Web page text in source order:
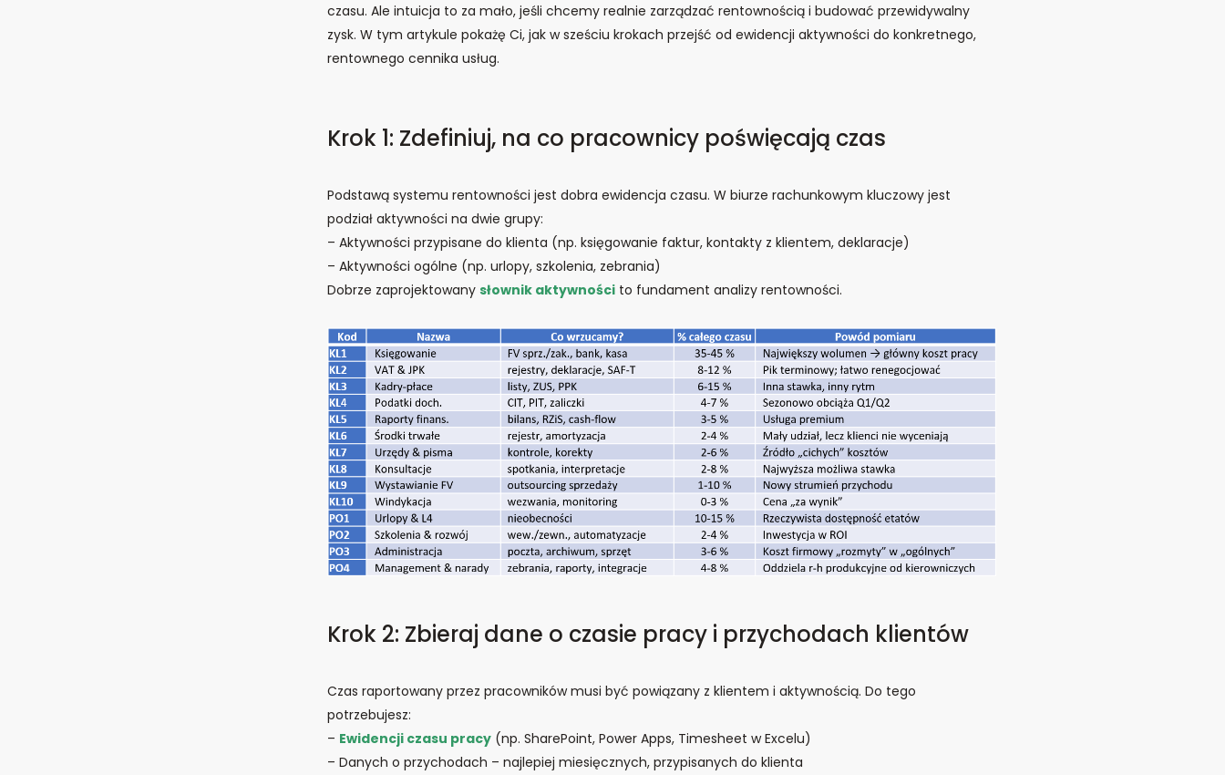
czasu. Ale intuicja to za mało, jeśli chcemy realnie zarządzać rentownością i budować przewidywalny
zysk. W tym artykule pokażę Ci, jak w sześciu krokach przejść od ewidencji aktywności do konkretnego,
rentownego cennika usług.
Krok 1: Zdefiniuj, na co pracownicy poświęcają czas
Podstawą systemu rentowności jest dobra ewidencja czasu. W biurze rachunkowym kluczowy jest
podział aktywności na dwie grupy:
– Aktywności przypisane do klienta (np. księgowanie faktur, kontakty z klientem, deklaracje)
– Aktywności ogólne (np. urlopy, szkolenia, zebrania)
Dobrze zaprojektowany słownik aktywnościto fundament analizy rentowności.
Krok 2: Zbieraj dane o czasie pracy i przychodach klientów
Czas raportowany przez pracowników musi być powiązany z klientem i aktywnością. Do tego
potrzebujesz:
– Ewidencji czasu pracy(np. SharePoint, Power Apps, Timesheet w Excelu)
– Danych o przychodach – najlepiej miesięcznych, przypisanych do klienta